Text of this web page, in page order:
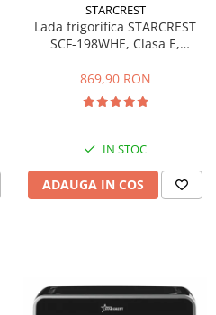
STARCREST
Lada frigorifica STARCREST
SCF-198WHE, Clasa E,
convertibil - functie frigider,
Termostat reglabil, Alb
869,90 RON
IN STOC
ADAUGA IN COS